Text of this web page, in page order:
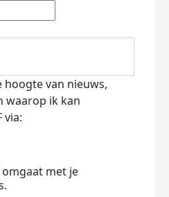
van nieuws,
waarop ik kan
via:
omgaat met je